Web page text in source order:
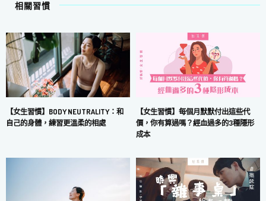
相關習慣
【女生習慣】BODY NEUTRALITY：和
自己的身體，練習更溫柔的相處
【女生習慣】每個月默默付出這些代
價，你有算過嗎？經血過多的3種隱形
成本